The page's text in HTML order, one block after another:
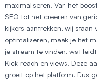
maximaliseren. Van het
SEO tot het creëren van
kijkers aantrekken, wij staan
optimaliseren, maak je het
je stream te vinden, wat
Kick-reach en views. Deze
groeit op het platform. Dus